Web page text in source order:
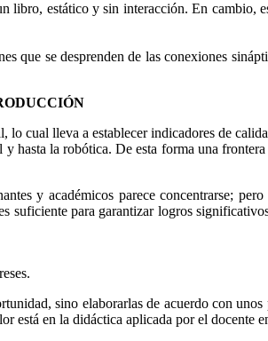
estático y sin interacción. En cambio,
se desprenden de las conexiones
cual lleva a establecer indicadores de
la robótica. De esta forma una
y académicos parece concentrarse;
para garantizar logros
sino elaborarlas de acuerdo con
está en la didáctica aplicada por el docente